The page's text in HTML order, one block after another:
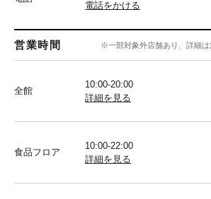
電話をかける
営業時間 ※一部対象外店舗あり、詳細は
全館
10:00-20:00
詳細を見る
食品フロア
10:00-22:00
詳細を見る